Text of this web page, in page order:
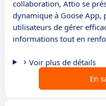
collaboration, Attio se
dynamique à Goose App,
utilisateurs de gérer
informations tout en
Voir plus de détails
En